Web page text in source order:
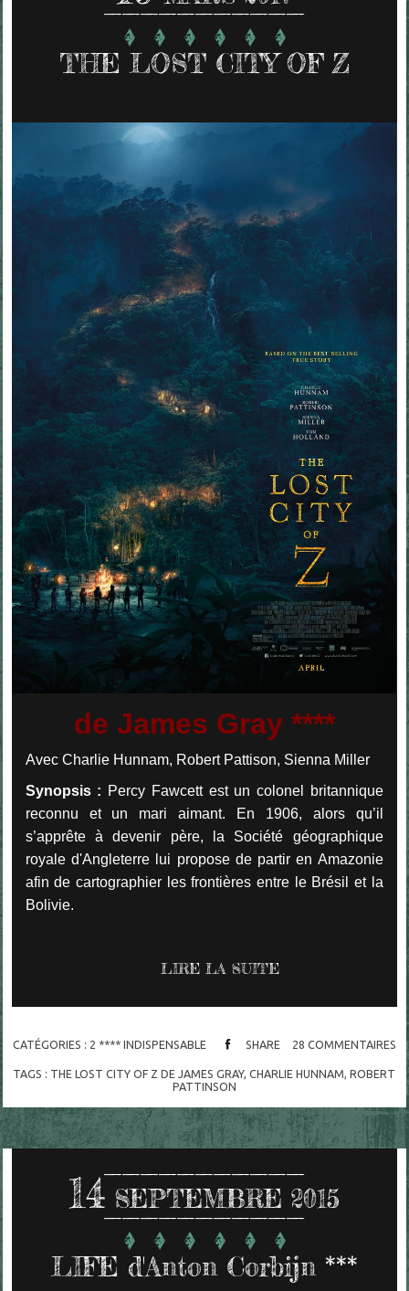
THE LOST CITY OF Z
de James Gray ****
Avec Charlie Hunnam, Robert Pattison, Sienna Miller
Synopsis : Percy Fawcett est un colonel britannique
reconnu et un mari aimant. En 1906, alors qu’il
s’apprête à devenir père, la Société géographique
royale d'Angleterre lui propose de partir en Amazonie
afin de cartographier les frontières entre le Brésil et la
Bolivie.
LIRE LA SUITE
CATÉGORIES : 2 **** INDISPENSABLE SHARE 28 COMMENTAIRES
TAGS : THE LOST CITY OF Z DE JAMES GRAY,CHARLIE HUNNAM,ROBERT
PATTINSON
14 SEPTEMBRE 2015
LIFE d'Anton Corbijn ***